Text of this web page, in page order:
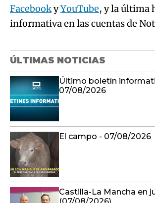
FacebookyYouTube, y la última
informativa en las cuentas de
ÚLTIMAS NOTICIAS
Último boletín
07/08/2026
El campo - 07/08/2026
Castilla-La Mancha en